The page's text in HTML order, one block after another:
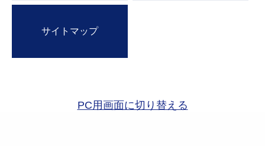
サイトマップ
PC用画面に切り替える